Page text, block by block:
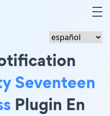
Seventeen
Plugin En